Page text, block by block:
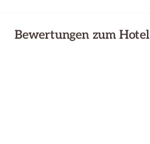
Bewertungen zum Hotel